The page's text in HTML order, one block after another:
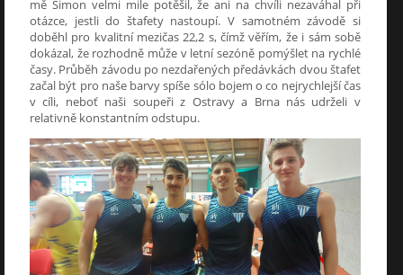
mě Šimon velmi mile potěšil, že ani na chvíli nezaváhal při
otázce, jestli do štafety nastoupí. V samotném závodě si
doběhl pro kvalitní mezičas 22,2 s, čímž věřím, že i sám sobě
dokázal, že rozhodně může v letní sezóně pomýšlet na rychlé
časy. Průběh závodu po nezdařených předávkách dvou štafet
začal být pro naše barvy spíše sólo bojem o co nejrychlejší čas
v cíli, neboť naši soupeři z Ostravy a Brna nás udrželi v
relativně konstantním odstupu.